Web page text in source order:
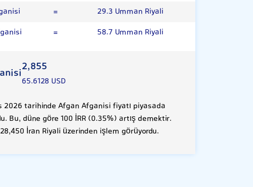
=
29.3 Umman Riyali
= 58.7 Umman Riyali
2,855
65.6128 USD
2026 tarihinde Afgan Afganisi fiyatı piyasada
Bu, düne göre 100 İRR (0.35%) artış demektir.
İran Riyali üzerinden işlem görüyordu.